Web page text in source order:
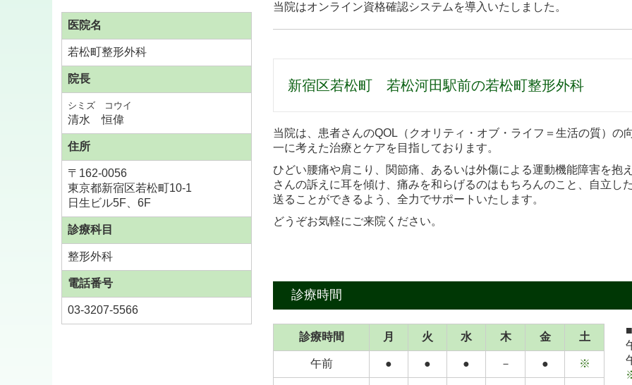
医院名
若松町整形外科
院長
シミズ コウイ
清水 恒偉
住所
〒 162-0056
東京都新宿区若松町10-1
日生ビル5F、6F
診療科目
整形外科
電話番号
03-3207-5566
当院はオンライン資格確認システムを導入いたしました。
新宿区若松町 若松河田駅前の若松町整形外科
当院は、患者さんのQOL（クオリティ・オブ・ライフ＝生活の質）の
一に考えた治療とケアを目指しております。
ひどい腰痛や肩こり、関節痛、あるいは外傷による運動機能障害を抱
さんの訴えに耳を傾け、痛みを和らげるのはもちろんのこと、自立し
送ることができるよう、全力でサポートいたします。
どうぞお気軽にご来院ください。
診療時間
診療時間 月 火 水 木 金 土
午前 ● ● ● － ● ※